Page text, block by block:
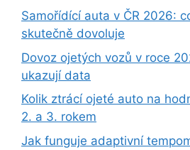
Samořídící auta v ČR 2026:
skutečně dovoluje
Dovoz ojetých vozů v roce
ukazují data
Kolik ztrácí ojeté auto na
2. a 3. rokem
Jak funguje adaptivní